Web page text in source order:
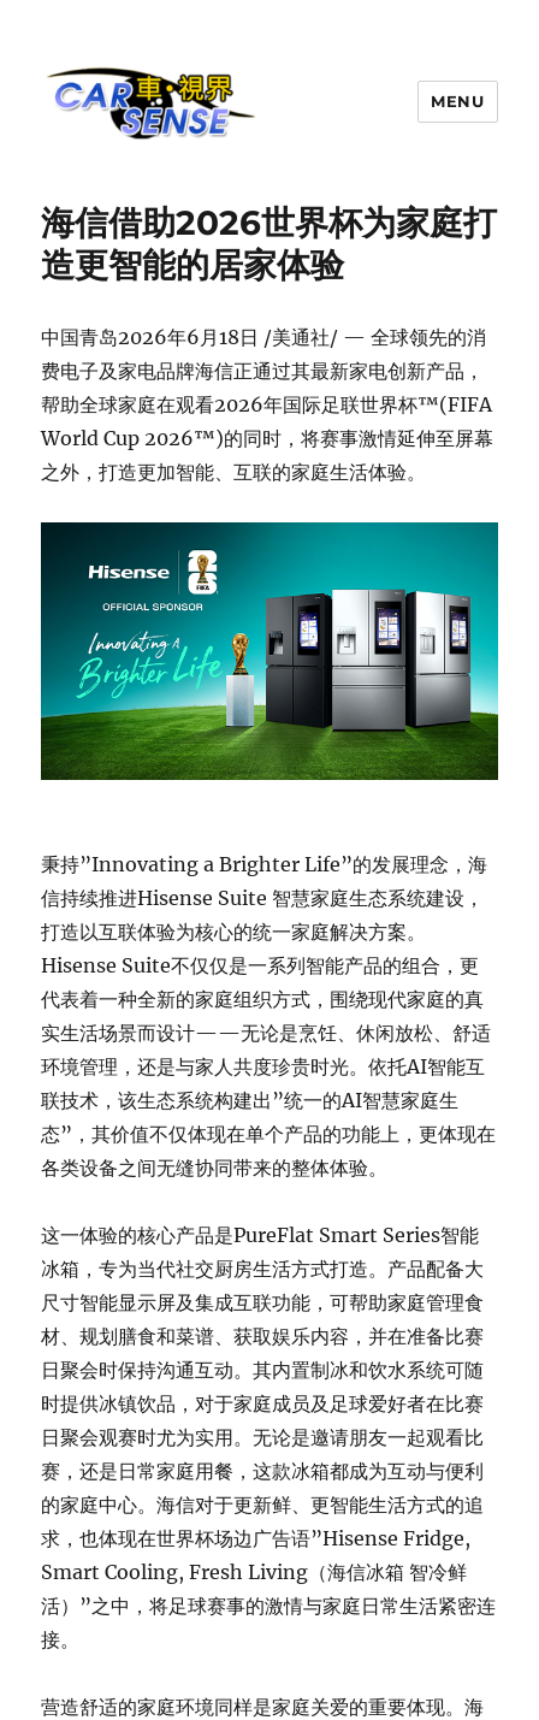
MENU
海信借助2026世界杯为家庭打
造更智能的居家体验
中国青岛2026年6月18日 /美通社/ — 全球领先的消
费电子及家电品牌海信正通过其最新家电创新产品，
帮助全球家庭在观看2026年国际足联世界杯™(FIFA
World Cup 2026™)的同时，将赛事激情延伸至屏幕
之外，打造更加智能、互联的家庭生活体验。
秉持”Innovating a Brighter Life”的发展理念，海
信持续推进Hisense Suite 智慧家庭生态系统建设，
打造以互联体验为核心的统一家庭解决方案。
Hisense Suite不仅仅是一系列智能产品的组合，更
代表着一种全新的家庭组织方式，围绕现代家庭的真
实生活场景而设计——无论是烹饪、休闲放松、舒适
环境管理，还是与家人共度珍贵时光。依托AI智能互
联技术，该生态系统构建出”统一的AI智慧家庭生
态”，其价值不仅体现在单个产品的功能上，更体现在
各类设备之间无缝协同带来的整体体验。
这一体验的核心产品是PureFlat Smart Series智能
冰箱，专为当代社交厨房生活方式打造。产品配备大
尺寸智能显示屏及集成互联功能，可帮助家庭管理食
材、规划膳食和菜谱、获取娱乐内容，并在准备比赛
日聚会时保持沟通互动。其内置制冰和饮水系统可随
时提供冰镇饮品，对于家庭成员及足球爱好者在比赛
日聚会观赛时尤为实用。无论是邀请朋友一起观看比
赛，还是日常家庭用餐，这款冰箱都成为互动与便利
的家庭中心。海信对于更新鲜、更智能生活方式的追
求，也体现在世界杯场边广告语”Hisense Fridge,
Smart Cooling, Fresh Living（海信冰箱 智冷鲜
活）”之中，将足球赛事的激情与家庭日常生活紧密连
接。
营造舒适的家庭环境同样是家庭关爱的重要体现。海